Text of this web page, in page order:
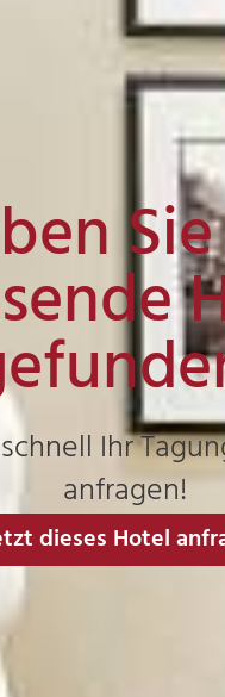
Ihr
anfragen!
dieses Hotel